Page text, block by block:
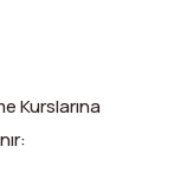
Kurslarına